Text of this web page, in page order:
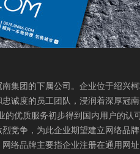
集团的下属公司。企业位于绍兴
诚度的员工团队，浸润着深厚冠
的优质服务初步得到国内用户的认
竞争，为此企业期望建立网络品牌
络品牌主要指企业注册在通用网